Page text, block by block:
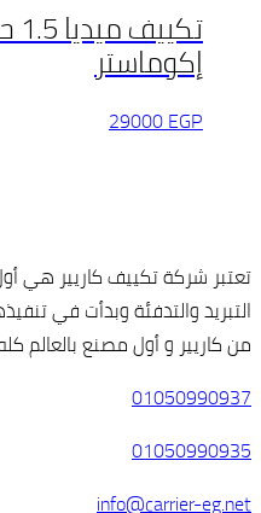
إكوماستر
29000EGP
تعتبر شركة تكييف كاريير هي
التبريد والتدفئة وبدأت في
من كاريير و أول مصنع بالعالم كله
01050990937
01050990935
info@carrier-eg.net